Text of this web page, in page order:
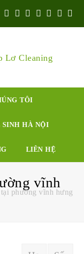
TwitterFacebook
Google
Plus
Pinterest
TÔI
SINH HÀ NỘI
LIÊN HỆ
vĩnh
phường vĩnh hưng